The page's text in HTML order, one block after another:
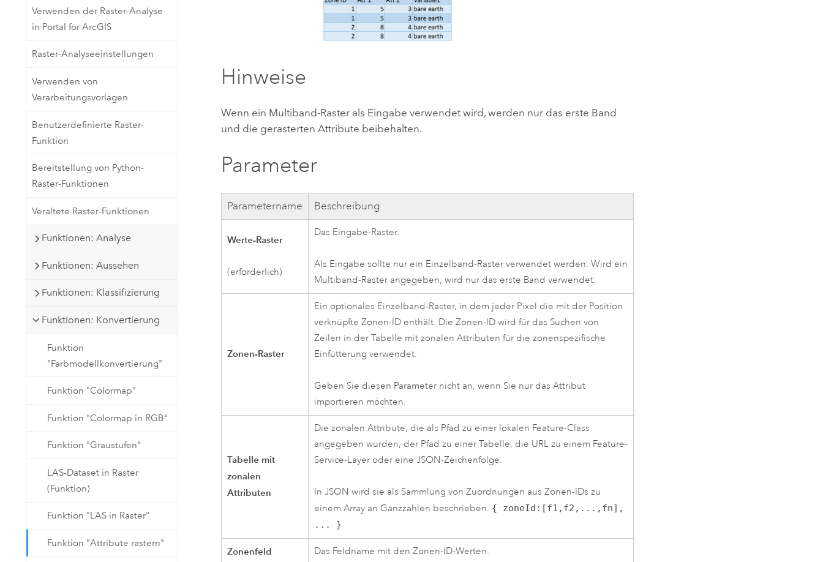
Verwenden der Raster-Analyse
in Portal for ArcGIS
Raster-Analyseeinstellungen
Verwenden von
Verarbeitungsvorlagen
Benutzerdefinierte Raster-
Funktion
Bereitstellung von Python-
Raster-Funktionen
Veraltete Raster-Funktionen
Funktionen: Analyse
Funktionen: Aussehen
Funktionen: Klassifizierung
Funktionen: Konvertierung
Funktion
"Farbmodellkonvertierung"
Funktion "Colormap"
Funktion "Colormap in RGB"
Funktion "Graustufen"
LAS-Dataset in Raster
(Funktion)
Funktion "LAS in Raster"
Funktion "Attribute rastern"
Hinweise
Wenn ein Multiband-Raster als Eingabe verwendet wird, werden nur das erste Band
und die gerasterten Attribute beibehalten.
Parameter
Parametername Beschreibung
Werte-Raster
(erforderlich)
Das Eingabe-Raster.
Als Eingabe sollte nur ein Einzelband-Raster verwendet werden. Wird ein
Multiband-Raster angegeben, wird nur das erste Band verwendet.
Zonen-Raster
Ein optionales Einzelband-Raster, in dem jeder Pixel die mit der Position
verknüpfte Zonen-ID enthält. Die Zonen-ID wird für das Suchen von
Zeilen in der Tabelle mit zonalen Attributen für die zonenspezifische
Einfütterung verwendet.
Geben Sie diesen Parameter nicht an, wenn Sie nur das Attribut
importieren möchten.
Tabelle mit
zonalen
Attributen
Die zonalen Attribute, die als Pfad zu einer lokalen Feature-Class
angegeben wurden, der Pfad zu einer Tabelle, die URL zu einem Feature-
Service-Layer oder eine JSON-Zeichenfolge.
In JSON wird sie als Sammlung von Zuordnungen aus Zonen-IDs zu
einem Array an Ganzzahlen beschrieben. { zoneId:[f1,f2,...,fn],
... }
Zonenfeld Das Feldname mit den Zonen-ID-Werten.